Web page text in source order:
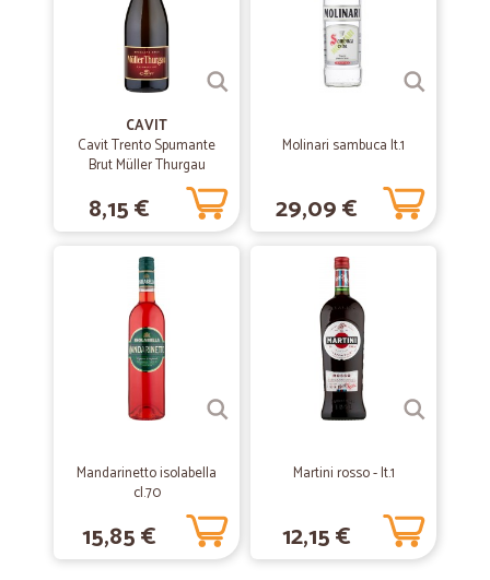
Ottimo.Lo consiglio.
CAVIT
Cavit Trento Spumante
Brut Müller Thurgau
Dolomiti IGT 75 cl.
8,15 €
Molinari sambuca lt.1
29,09 €
Mandarinetto isolabella
cl.70
15,85 €
Martini rosso - lt.1
12,15 €